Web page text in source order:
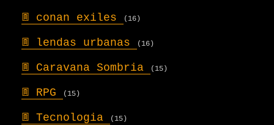
𖣍 conan exiles (16)
𖣍 lendas urbanas (16)
𖣍 Caravana Sombria (15)
𖣍 RPG (15)
𖣍 Tecnologia (15)